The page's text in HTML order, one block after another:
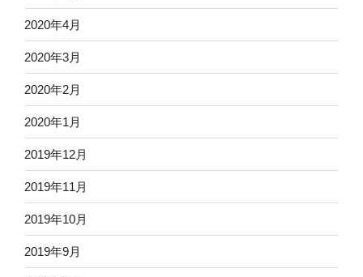
2020年4月
2020年3月
2020年2月
2020年1月
2019年12月
2019年11月
2019年10月
2019年9月